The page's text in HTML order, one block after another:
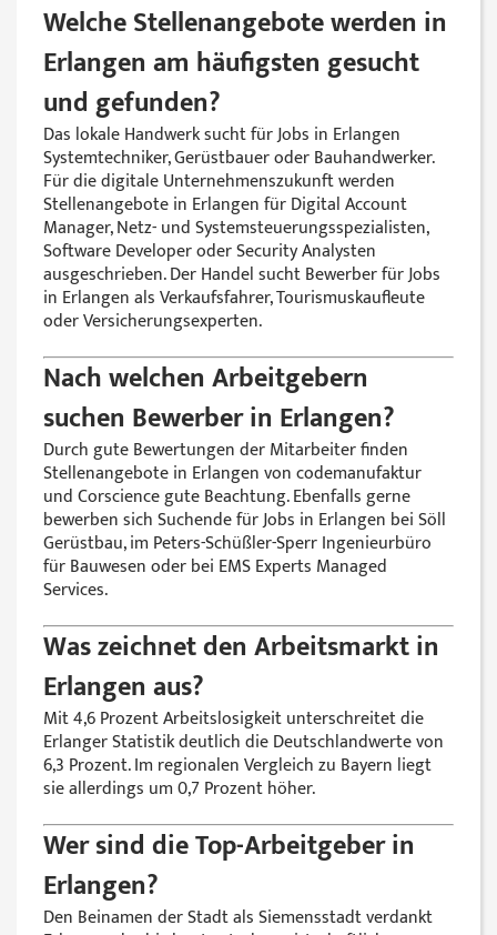
Welche Stellenangebote werden in
Erlangen am häufigsten gesucht
und gefunden?
Das lokale Handwerk sucht für Jobs in Erlangen
Systemtechniker, Gerüstbauer oder Bauhandwerker.
Für die digitale Unternehmenszukunft werden
Stellenangebote in Erlangen für Digital Account
Manager, Netz- und Systemsteuerungsspezialisten,
Software Developer oder Security Analysten
ausgeschrieben. Der Handel sucht Bewerber für Jobs
in Erlangen als Verkaufsfahrer, Tourismuskaufleute
oder Versicherungsexperten.
Nach welchen Arbeitgebern
suchen Bewerber in Erlangen?
Durch gute Bewertungen der Mitarbeiter finden
Stellenangebote in Erlangen von codemanufaktur
und Corscience gute Beachtung. Ebenfalls gerne
bewerben sich Suchende für Jobs in Erlangen bei Söll
Gerüstbau, im Peters-Schüßler-Sperr Ingenieurbüro
für Bauwesen oder bei EMS Experts Managed
Services.
Was zeichnet den Arbeitsmarkt in
Erlangen aus?
Mit 4,6 Prozent Arbeitslosigkeit unterschreitet die
Erlanger Statistik deutlich die Deutschlandwerte von
6,3 Prozent. Im regionalen Vergleich zu Bayern liegt
sie allerdings um 0,7 Prozent höher.
Wer sind die Top-Arbeitgeber in
Erlangen?
Den Beinamen der Stadt als Siemensstadt verdankt